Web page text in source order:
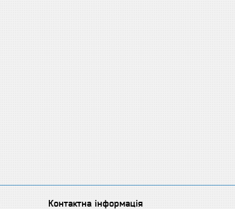
Контактна інформація